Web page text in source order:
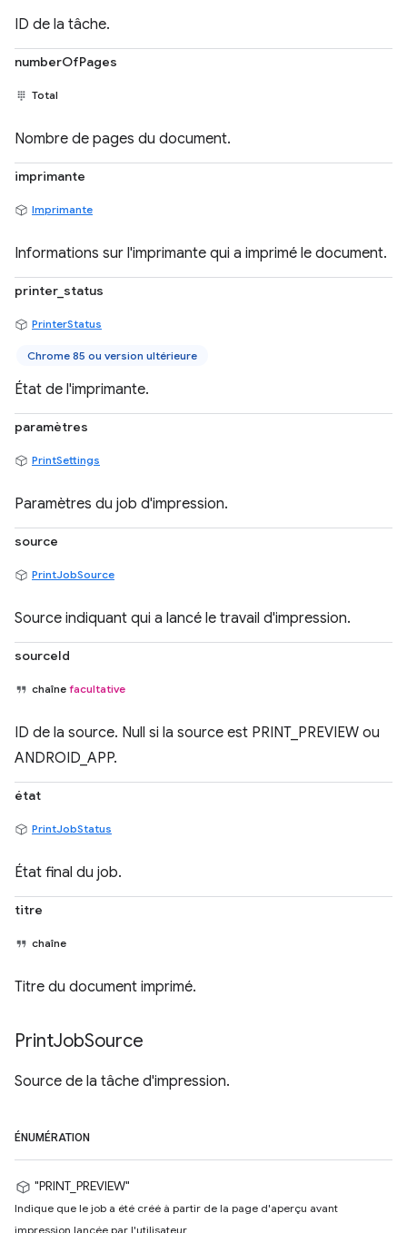
ID de la tâche.
numberOfPages
Total
Nombre de pages du document.
imprimante
Imprimante
Informations sur l'imprimante qui a imprimé le document.
printer_status
PrinterStatus
Chrome 85 ou version ultérieure
État de l'imprimante.
paramètres
PrintSettings
Paramètres du job d'impression.
source
PrintJobSource
Source indiquant qui a lancé le travail d'impression.
sourceId
chaîne facultative
ID de la source. Null si la source est PRINT_PREVIEW ou
ANDROID_APP.
état
PrintJobStatus
État final du job.
titre
chaîne
Titre du document imprimé.
PrintJobSource
Source de la tâche d'impression.
ÉNUMÉRATION
"PRINT_PREVIEW"
Indique que le job a été créé à partir de la page d'aperçu avant
impression lancée par l'utilisateur.